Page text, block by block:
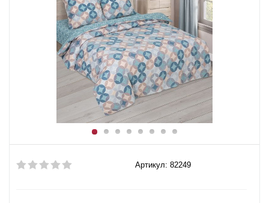
Артикул: 82249